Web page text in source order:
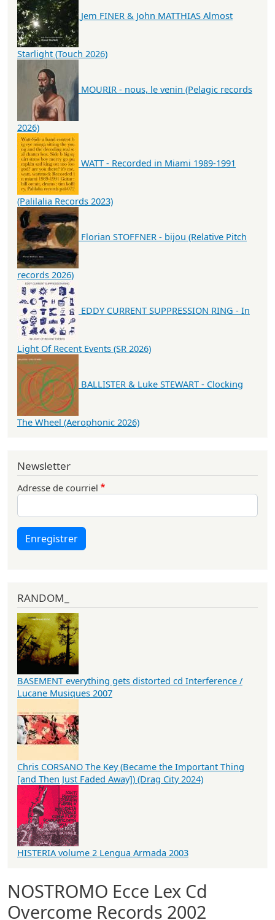
NOSTROMO Ecce Lex Cd
Overcome Records 2002
Jem FINER & John MATTHIAS Almost
Starlight (Touch 2026)
MOURIR - nous, le venin (Pelagic records
2026)
WATT - Recorded in Miami 1989-1991
(Palilalia Records 2023)
Florian STOFFNER - bijou (Relative Pitch
records 2026)
EDDY CURRENT SUPPRESSION RING - In
Light Of Recent Events (SR 2026)
BALLISTER & Luke STEWART - Clocking
The Wheel (Aerophonic 2026)
Newsletter
Adresse de courriel
Enregistrer
RANDOM_
BASEMENT everything gets distorted cd Interference /
Lucane Musiques 2007
Chris CORSANO The Key (Became the Important Thing
[and Then Just Faded Away​]​) (Drag City 2024)
HISTERIA volume 2 Lengua Armada 2003